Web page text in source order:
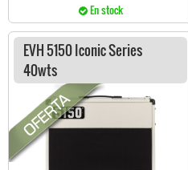
En stock
EVH 5150 Iconic Series
40wts